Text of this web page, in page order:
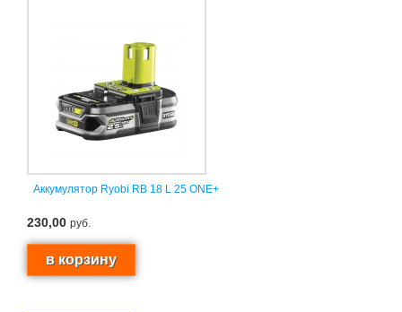
Аккумулятор Ryobi RB 18 L 25 ONE+
230,00 руб.